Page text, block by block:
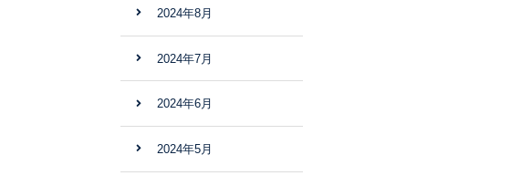
2024年8月
2024年7月
2024年6月
2024年5月